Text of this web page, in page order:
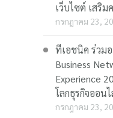
เว็บไซต์ เสริ
กรกฎาคม 23,
ทีเอชนิค ร่วม
Business
Experience
โลกธุรกิจออน
กรกฎาคม 23,